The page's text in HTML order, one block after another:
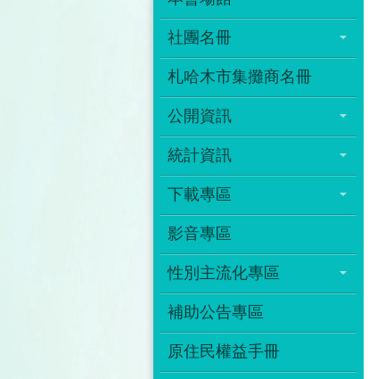
社團名冊
札哈木市集攤商名冊
公開資訊
統計資訊
下載專區
影音專區
性別主流化專區
補助公告專區
原住民權益手冊